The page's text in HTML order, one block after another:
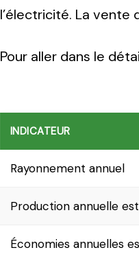
l’électricité. La vente
Pour aller dans le
INDICATEUR
Rayonnement annuel
Production annuelle
Économies annuelles